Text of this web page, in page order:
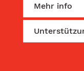
Mehr info